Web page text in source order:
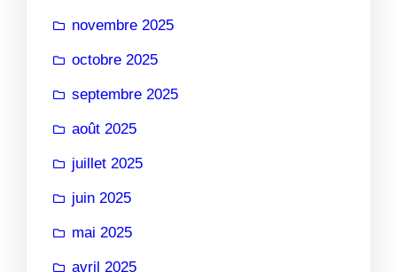
novembre 2025
octobre 2025
septembre 2025
août 2025
juillet 2025
juin 2025
mai 2025
avril 2025